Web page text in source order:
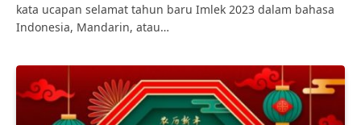
kata ucapan selamat tahun baru Imlek 2023 dalam bahasa
Indonesia, Mandarin, atau…